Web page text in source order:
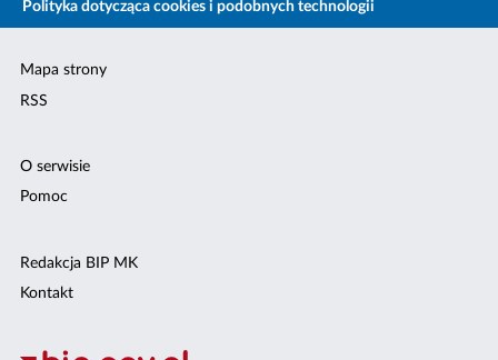
Polityka dotycząca cookies i podobnych technologii
Mapa strony
RSS
O serwisie
Pomoc
Redakcja BIP MK
Kontakt